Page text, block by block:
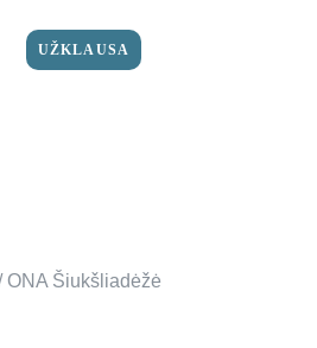
UŽKLAUSA
ONA Šiukšliadėžė